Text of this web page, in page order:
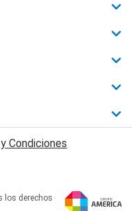
Condiciones
los derechos